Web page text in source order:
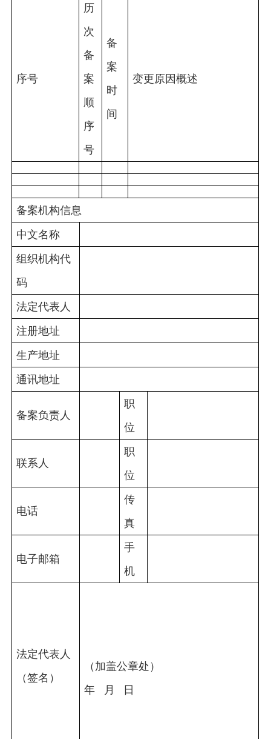
序号
历
次
备
案
顺
序
号
备
案
时
间
变更原因概述
备案机构信息
中文名称
组织机构代
码
法定代表人
注册地址
生产地址
通讯地址
备案负责人
职
位
联系人
职
位
电话
传
真
电子邮箱
手
机
法定代表人
（签名）
（加盖公章处）
年 月 日